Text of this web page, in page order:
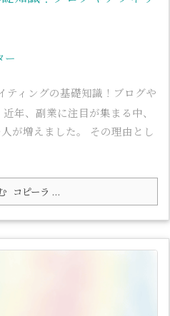
ー
ティングの基礎知識！ブログや
年、副業に注目が集まる中、
が増えました。 その理由とし
コピーラ ...